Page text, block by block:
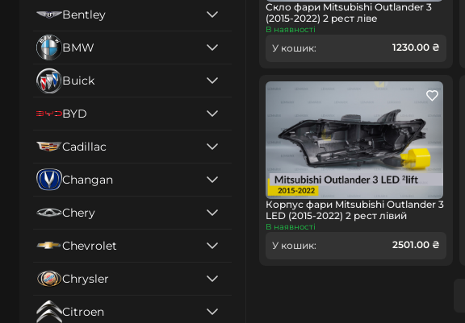
Bentley
BMW
Buick
BYD
Cadillac
Changan
Chery
Chevrolet
Chrysler
Citroen
Скло фари Mitsubishi Outlander 3
(2015-2022) 2 рест ліве
В наявності
У кошик: 1230.00 ₴
Корпус фари Mitsubishi Outlander 3
LED (2015-2022) 2 рест лівий
В наявності
У кошик: 2501.00 ₴